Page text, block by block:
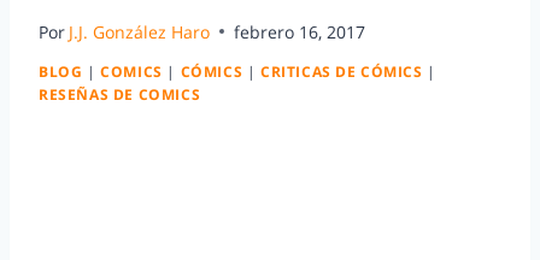
Por J.J. González Haro febrero 16, 2017
BLOG |COMICS | CÓMICS | CRITICAS DE CÓMICS |
RESEÑAS DE COMICS